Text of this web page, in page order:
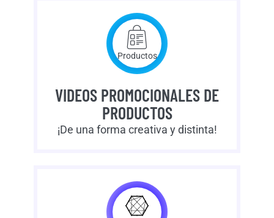
Productos
VIDEOS PROMOCIONALES DE
PRODUCTOS
¡De una forma creativa y distinta!